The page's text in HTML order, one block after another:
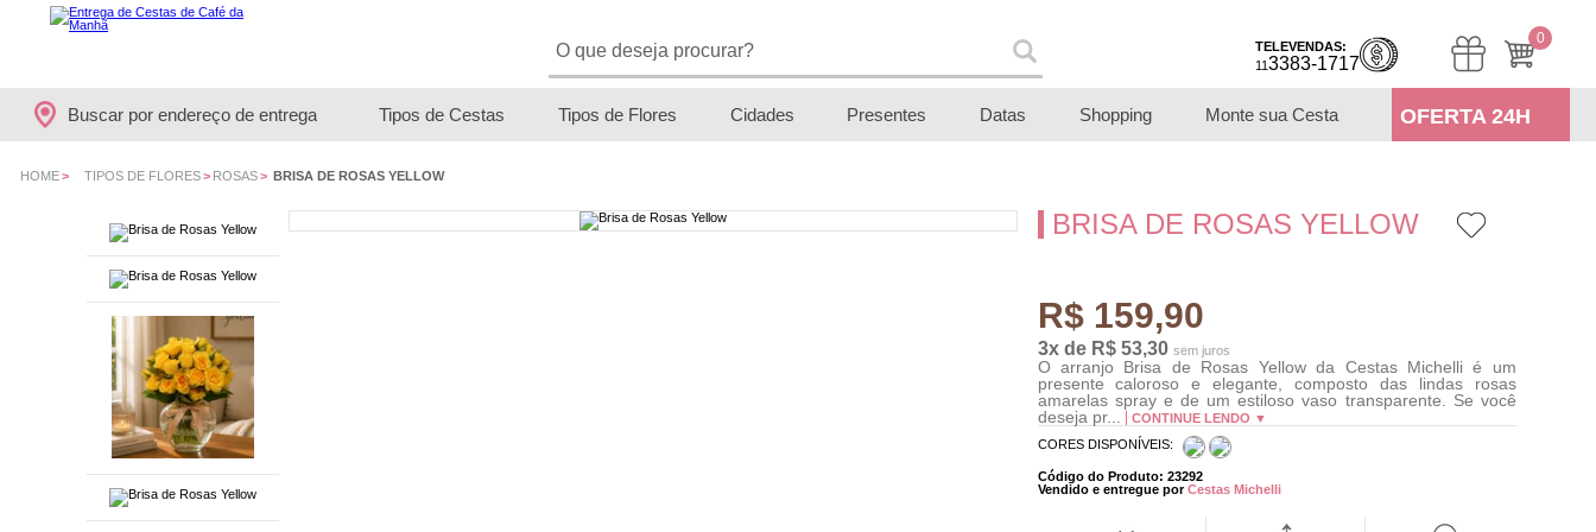
0
TELEVENDAS:
113383-1717
Buscar por endereço de entrega Tipos de Cestas Tipos de Flores Cidades Presentes Datas Shopping Monte sua Cesta OFERTA 24H
HOME> TIPOS DE FLORES> ROSAS> BRISA DE ROSAS YELLOW
BRISA DE ROSAS YELLOW
R$ 159,90
3x de R$ 53,30 sem juros
O arranjo Brisa de Rosas Yellow da Cestas Michelli é um
presente caloroso e elegante, composto das lindas rosas
amarelas spray e de um estiloso vaso transparente. Se você
deseja pr...
CONTINUE LENDO ▼
CORES DISPONÍVEIS:
Código do Produto: 23292
Vendido e entregue porCestas Michelli